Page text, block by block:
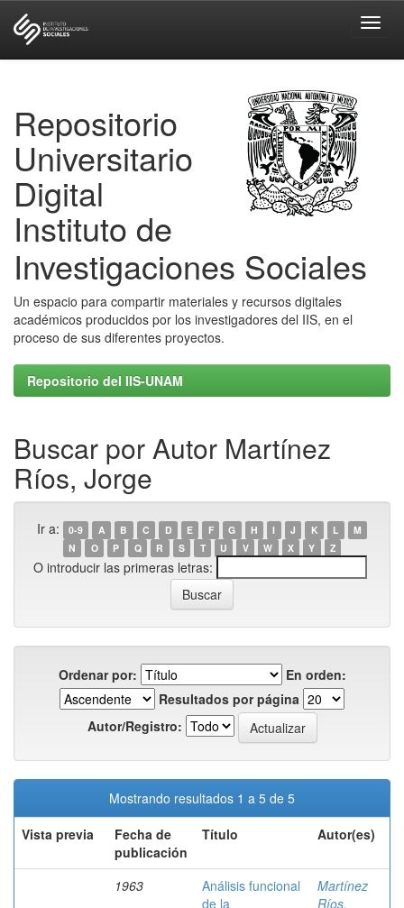
Repositorio
Universitario
Digital
Instituto de
Investigaciones Sociales
Un espacio para compartir materiales y recursos digitales
académicos producidos por los investigadores del IIS, en el
proceso de sus diferentes proyectos.
Repositorio del IIS-UNAM
Buscar por Autor Martínez
Ríos, Jorge
Ir a: 0-9 A B C D E F G H I J K L
M
N
O P Q R S T U V W X Y Z
O introducir las primeras letras:
Ordenar por:
En orden:
Resultados por página
Autor/Registro:
Mostrando resultados 1 a 5 de 5
Vista previa
Fecha de
publicación
Título Autor(es)
1963
Análisis funcional
de la
Martínez
Ríos,